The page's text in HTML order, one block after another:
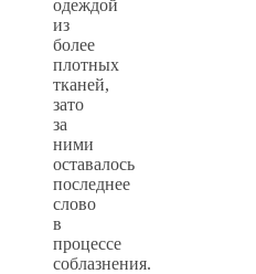
одеждой
из
более
плотных
тканей,
зато
за
ними
оставалось
последнее
слово
в
процессе
соблазнения.